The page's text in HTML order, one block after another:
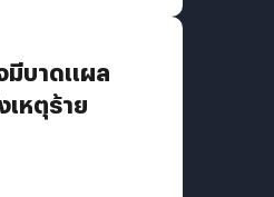
มีบาดแผล
เหตุร้าย